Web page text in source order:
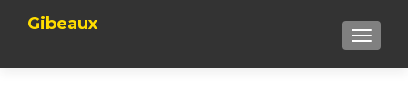
Gibeaux